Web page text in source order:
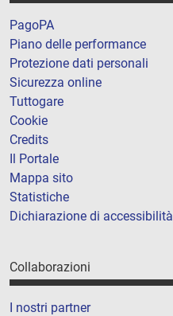
PagoPA
Piano delle performance
Protezione dati personali
Sicurezza online
Tuttogare
Cookie
Credits
Il Portale
Mappa sito
Statistiche
Dichiarazione di accessibilità
Collaborazioni
I nostri partner